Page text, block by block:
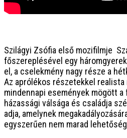
Szilágyi Zsófia első mozifilmje
főszereplésével egy
el, a cselekmény nagy része a
Az aprólékos részetekkel
mindennapi események mögött
házassági válsága és családja
adja, amelynek
egyszerűen nem marad